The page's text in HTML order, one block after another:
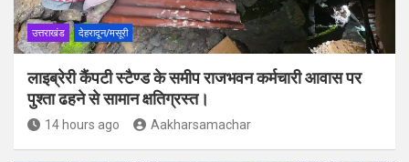
उत्तराखंड देहरादून/मसूरी
लाइब्रेरी कैंपटी स्टैण्ड के समीप राजभवन कर्मचारी आवास पर
पुश्ता ढहने से सामान क्षतिग्रस्त।
14 hours ago Aakharsamachar